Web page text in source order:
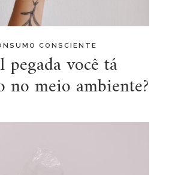
CONSCIENTE
pegada você tá
no meio ambiente?